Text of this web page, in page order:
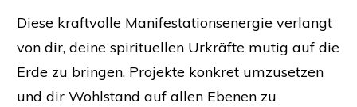
Diese kraftvolle Manifestationsenergie verlangt
von dir, deine spirituellen Urkräfte mutig auf die
Erde zu bringen, Projekte konkret umzusetzen
und dir Wohlstand auf allen Ebenen zu